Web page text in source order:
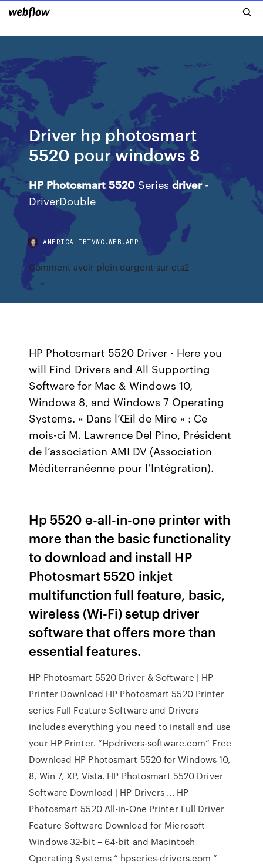
Driver hp photosmart
5520 pour windows 8
HP Photosmart 5520 Seriesdriver-
DriverDouble
AMERICALIBTVWC.WEB.APP
Comment avoir plein dargent sur ets2
HP Photosmart 5520 Driver - Here you
will Find Drivers and All Supporting
Software for Mac & Windows 10,
Windows 8, and Windows 7 Operating
Systems. « Dans l’Œil de Mire » : Ce
mois-ci M. Lawrence Del Pino, Président
de l’association AMI DV (Association
Méditerranéenne pour l’Intégration).
Hp 5520 e-all-in-one printer with
more than the basic functionality
to download and install HP
Photosmart 5520 inkjet
multifunction full feature, basic,
wireless (Wi-Fi) setup driver
software that offers more than
essential features.
HP Photosmart 5520 Driver & Software | HP
Printer Download HP Photosmart 5520 Printer
series Full Feature Software and Drivers
includes everything you need to install and use
your HP Printer. “Hpdrivers-software.com” Free
Download HP Photosmart 5520 for Windows 10,
8, Win 7, XP, Vista. HP Photosmart 5520 Driver
Software Download | HP Drivers ... HP
Photosmart 5520 All-in-One Printer Full Driver
Feature Software Download for Microsoft
Windows 32-bit – 64-bit and Macintosh
Operating Systems “ hpseries-drivers.com ”